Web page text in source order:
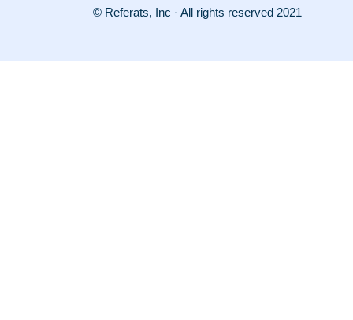
© Referats, Inc · All rights reserved 2021